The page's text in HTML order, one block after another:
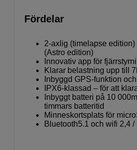
Fördelar
2-axlig (timelapse
(Astro edition)
Innovativ app för
Klarar belastning upp till
Inbyggd GPS-funktion
IPX6-klassad – för att
Inbyggt batteri på 10
timmars batteritid
Minneskortsplats för
Bluetooth5.1 och wifi 2,4 /